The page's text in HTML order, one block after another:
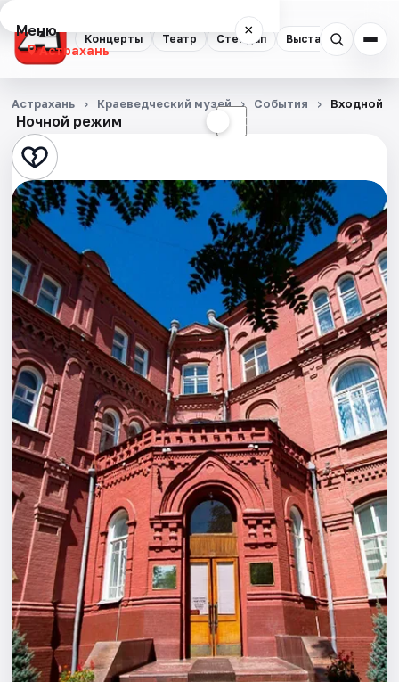
Концерты Театр Стендап Выставки
Меню ×
Астрахань
Концерты
Театр
Стендап
Выставки
Квесты
Экскурсии
Спорт
События
Города
Площадки
Артисты
Рейтинги
Ночной режим ☾
Астрахань Краеведческий музей События Входной